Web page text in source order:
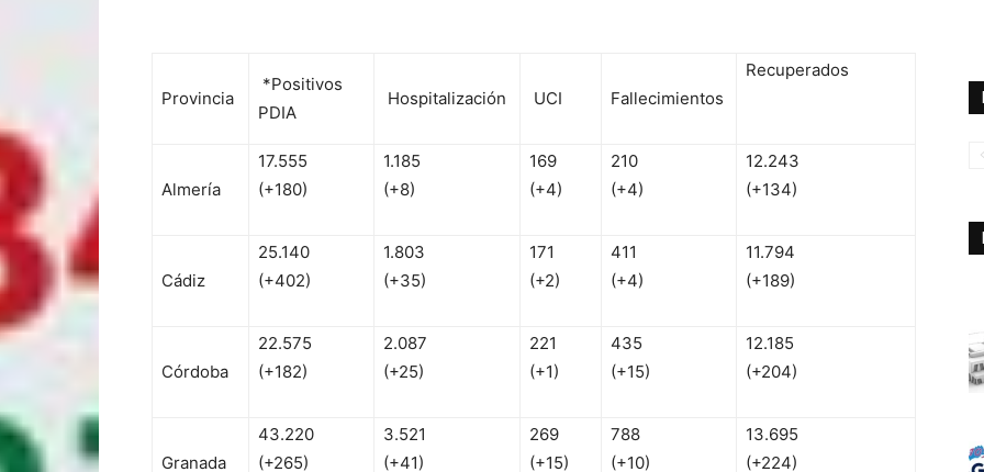
Provincia
*Positivos
PDIA
Hospitalización UCI Fallecimientos
Recuperados
Almería
17.555
(+180)
1.185
(+8)
169
(+4)
210
(+4)
12.243
(+134)
Cádiz
25.140
(+402)
1.803
(+35)
171
(+2)
411
(+4)
11.794
(+189)
Córdoba
22.575
(+182)
2.087
(+25)
221
(+1)
435
(+15)
12.185
(+204)
Granada
43.220
(+265)
3.521
(+41)
269
(+15)
788
(+10)
13.695
(+224)